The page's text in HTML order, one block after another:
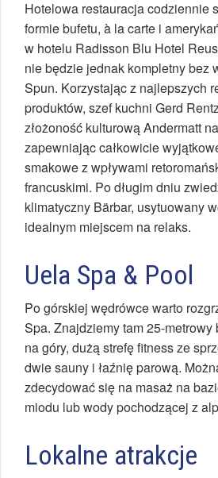
Hotelowa restauracja codziennie
formie bufetu, à la carte i
w hotelu Radisson Blu Hotel
nie będzie jednak kompletny bez
Spun. Korzystając z najlepszych
produktów, szef kuchni Gerd
złożoność kulturową Andermatt
zapewniając całkowicie
smakowe z wpływami
francuskimi. Po długim dniu
klimatyczny Bärbar, usytuowany
idealnym miejscem na relaks.
Uela Spa & Pool
Po górskiej wędrówce warto
Spa. Znajdziemy tam 25-
na góry, dużą strefę fitness ze
dwie sauny i łaźnię parową.
zdecydować się na masaż na
miodu lub wody pochodzącej z
Lokalne atrakcje